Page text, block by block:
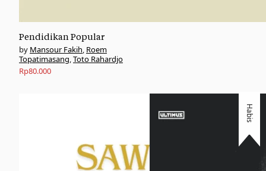
Pendidikan Popular
Mansour Fakih, Roem
Topatimasang,Toto Rahardjo
Rp80.000
Habis